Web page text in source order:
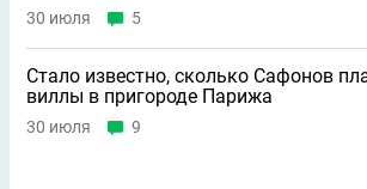
30 июля 5
Стало известно, сколько Сафонов
виллы в пригороде Парижа
30 июля 9